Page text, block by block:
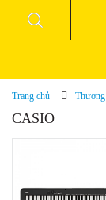
Trang chủ
CASIO